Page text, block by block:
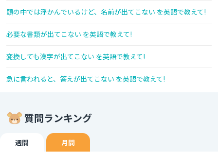
頭の中では浮かんでいるけど、名前が出てこない を英語で教えて!
必要な書類が出てこない を英語で教えて!
変換しても漢字が出てこない を英語で教えて!
急に言われると、答えが出てこない を英語で教えて!
質問ランキング
週間 月間